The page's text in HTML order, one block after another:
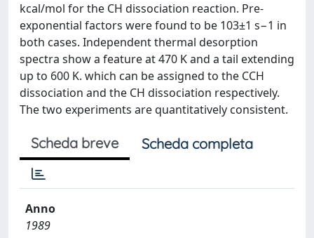
kcal/mol for the CH dissociation reaction. Pre-
exponential factors were found to be 103±1 s−1 in
both cases. Independent thermal desorption
spectra show a feature at 470 K and a tail extending
up to 600 K. which can be assigned to the CCH
dissociation and the CH dissociation respectively.
The two experiments are quantitatively consistent.
Scheda breve Scheda completa
Anno
1989